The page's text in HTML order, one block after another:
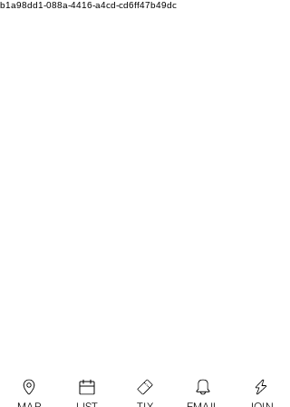
b1a98dd1-088a-4416-a4cd-cd6ff47b49dc